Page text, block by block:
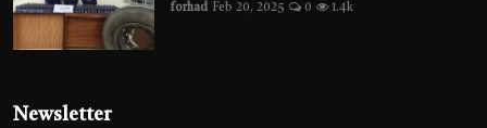
forhad Feb 20, 2025 0 1.4k
Newsletter